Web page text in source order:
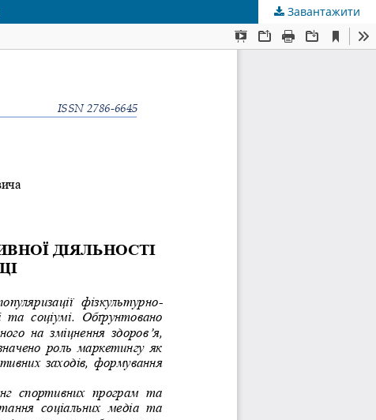
Завантажити